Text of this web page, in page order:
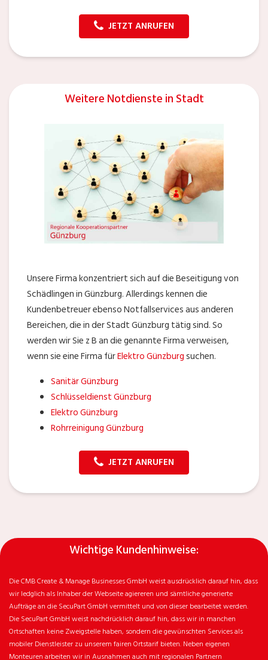
JETZT ANRUFEN
Weitere Notdienste in Stadt
Unsere Firma konzentriert sich auf die Beseitigung von
Schädlingen in Günzburg. Allerdings kennen die
Kundenbetreuer ebenso Notfallservices aus anderen
Bereichen, die in der Stadt Günzburg tätig sind. So
werden wir Sie z B an die genannte Firma verweisen,
wenn sie eine Firma fürElektro Günzburgsuchen.
Sanitär Günzburg
Schlüsseldienst Günzburg
Elektro Günzburg
Rohrreinigung Günzburg
JETZT ANRUFEN
Wichtige Kundenhinweise:
Die CMB Create & Manage Businesses GmbH weist ausdrücklich darauf hin, dass
wir ledglich als Inhaber der Webseite agiereren und sämtliche generierte
Aufträge an die SecuPart GmbH vermittelt und von dieser bearbeitet werden.
Die SecuPart GmbH weist nachdrücklich darauf hin, dass wir in manchen
Ortschaften keine Zweigstelle haben, sondern die gewünschten Services als
mobiler Dienstleister zu unserem fairen Ortstarif bieten. Neben eigenen
Monteuren arbeiten wir in Ausnahmen auch mit regionalen Partnern